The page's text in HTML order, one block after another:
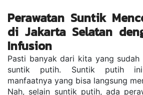
Perawatan Suntik
di Jakarta Selatan
Infusion
Pasti banyak dari kita yang
suntik putih. Suntik putih
manfaatnya yang bisa langsung
Nah, selain suntik putih, ada